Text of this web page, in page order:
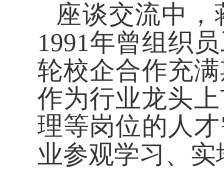
座谈交流中，
1991年曾组织
轮校企合作充
作为行业龙头
理等岗位的 人
业参观学习、实